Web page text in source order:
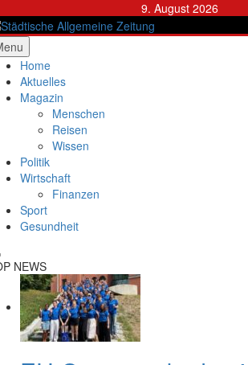
to
content
9. August 2026
Allgemeine Zeitung
Home
Aktuelles
Magazin
Menschen
Reisen
Wissen
Politik
Wirtschaft
Finanzen
Sport
Gesundheit
NEWS